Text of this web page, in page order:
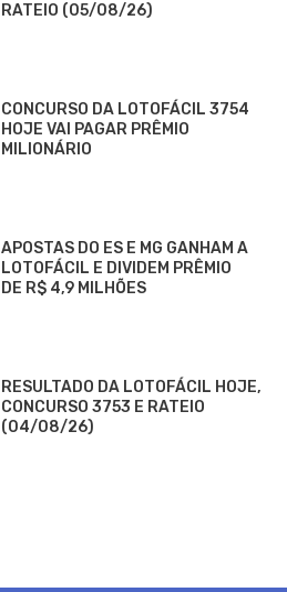
RATEIO (05/08/26)
CONCURSO DA LOTOFÁCIL 3754
HOJE VAI PAGAR PRÊMIO
MILIONÁRIO
APOSTAS DO ES E MG GANHAM A
LOTOFÁCIL E DIVIDEM PRÊMIO
DE R$ 4,9 MILHÕES
RESULTADO DA LOTOFÁCIL HOJE,
CONCURSO 3753 E RATEIO
(04/08/26)